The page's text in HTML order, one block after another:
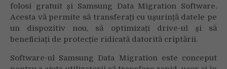
folosi gratuit și Samsung Data Migration Software.
Acesta vă permite să transferați cu ușurință datele pe
un dispozitiv nou, să optimizați drive-ul și să
beneficiați de protecție ridicată datorită criptării.
Software-ul Samsung Data Migration este conceput